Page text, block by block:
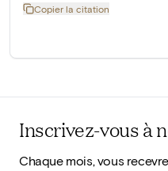
Copier la citation
Inscrivez-vous à
Chaque mois, vous